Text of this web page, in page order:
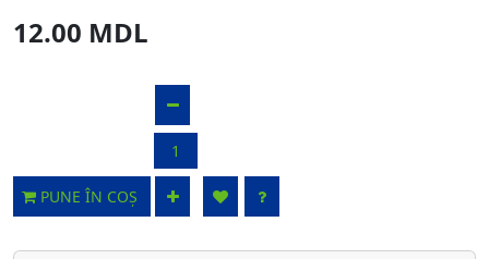
12.00 MDL
PUNE ÎN COȘ